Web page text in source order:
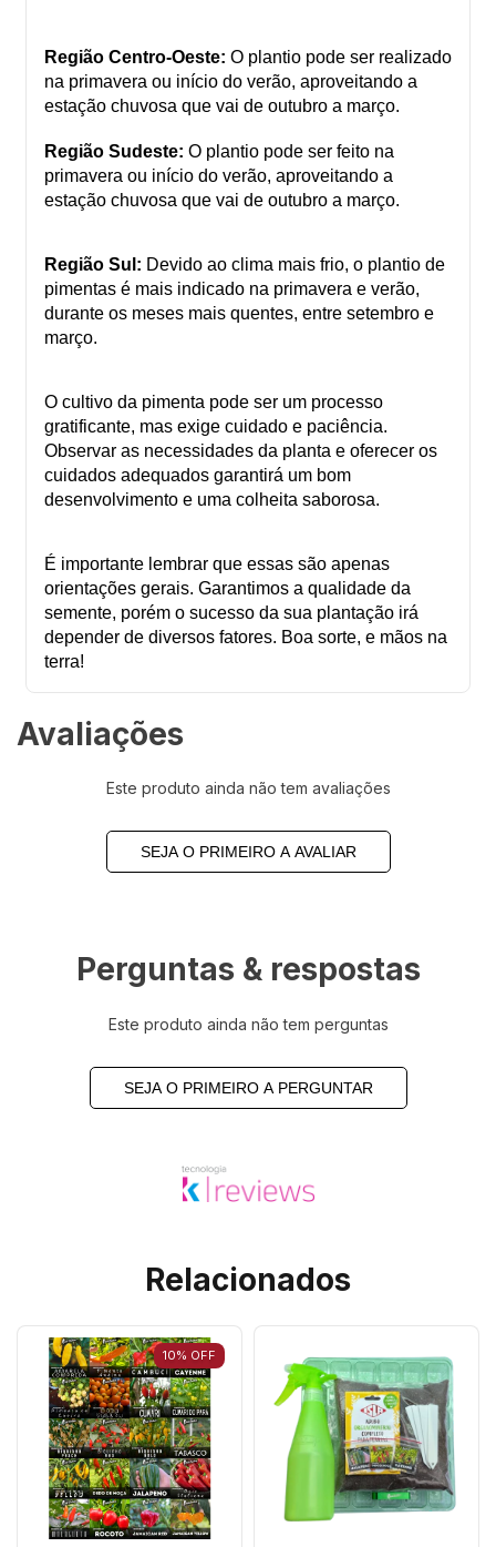
Região Centro-Oeste: O plantio pode ser realizado
na primavera ou início do verão, aproveitando a
estação chuvosa que vai de outubro a março.
Região Sudeste: O plantio pode ser feito na
primavera ou início do verão, aproveitando a
estação chuvosa que vai de outubro a março.
Região Sul: Devido ao clima mais frio, o plantio de
pimentas é mais indicado na primavera e verão,
durante os meses mais quentes, entre setembro e
março.
O cultivo da pimenta pode ser um processo
gratificante, mas exige cuidado e paciência.
Observar as necessidades da planta e oferecer os
cuidados adequados garantirá um bom
desenvolvimento e uma colheita saborosa.
É importante lembrar que essas são apenas
orientações gerais. Garantimos a qualidade da
semente, porém o sucesso da sua plantação irá
depender de diversos fatores. Boa sorte, e mãos na
terra!
Avaliações
Este produto ainda não tem avaliações
SEJA O PRIMEIRO A AVALIAR
Perguntas & respostas
Este produto ainda não tem perguntas
SEJA O PRIMEIRO A PERGUNTAR
Relacionados
10% OFF